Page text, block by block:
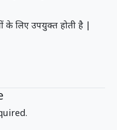
के लिए उपयुक्त होती है |